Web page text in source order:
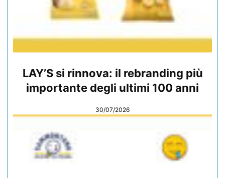
LAY’S si rinnova: il rebranding più
importante degli ultimi 100 anni
30/07/2026